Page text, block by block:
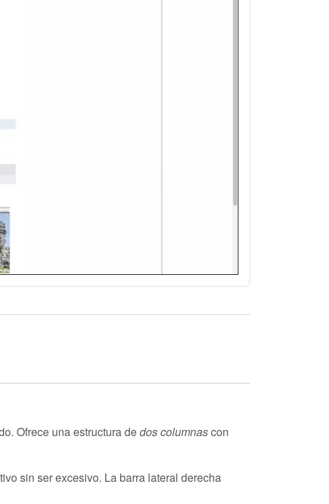
Ofrece una estructura dedos columnascon
sin ser excesivo. La barra lateral derecha